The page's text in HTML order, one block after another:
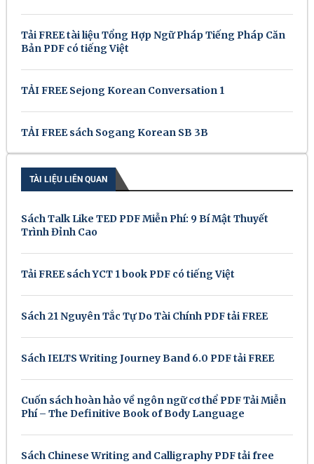
Tải FREE tài liệu Tổng Hợp Ngữ Pháp Tiếng Pháp Căn
Bản PDF có tiếng Việt
TẢI FREE Sejong Korean Conversation 1
TẢI FREE sách Sogang Korean SB 3B
TÀI LIỆU LIÊN QUAN
Sách Talk Like TED PDF Miễn Phí: 9 Bí Mật Thuyết
Trình Đỉnh Cao
Tải FREE sách YCT 1 book PDF có tiếng Việt
Sách 21 Nguyên Tắc Tự Do Tài Chính PDF tải FREE
Sách IELTS Writing Journey Band 6.0 PDF tải FREE
Cuốn sách hoàn hảo về ngôn ngữ cơ thể PDF Tải Miễn
Phí – The Definitive Book of Body Language
Sách Chinese Writing and Calligraphy PDF tải free